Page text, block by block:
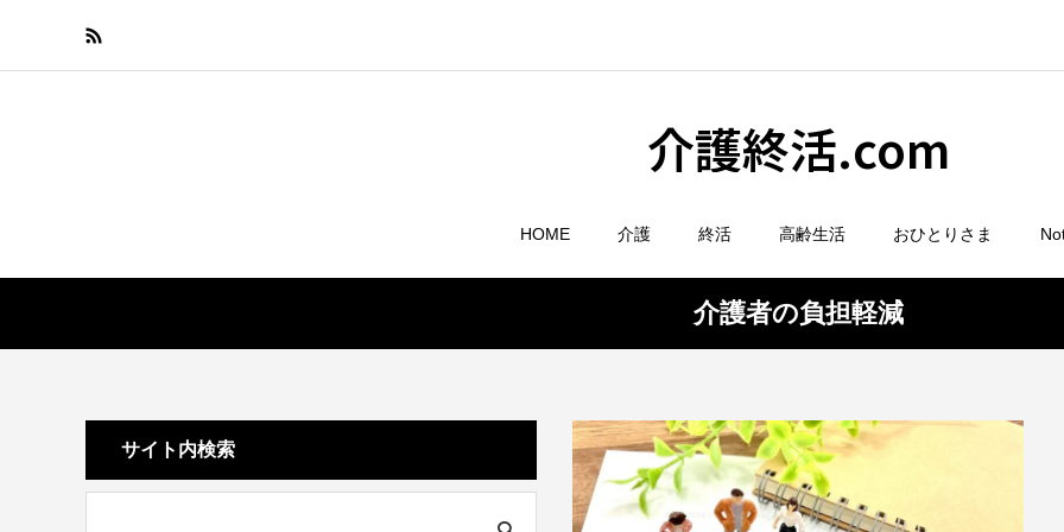
介護終活.com
HOME 介護 終活 高齢生活 おひとりさま
介護者の負担軽減
サイト内検索